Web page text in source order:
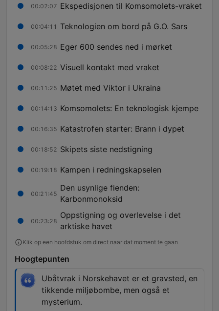
00:02:07 Ekspedisjonen til Komsomolets-vraket
00:04:11 Teknologien om bord på G.O. Sars
00:05:28 Eger 600 sendes ned i mørket
00:08:22 Visuell kontakt med vraket
00:11:25 Møtet med Viktor i Ukraina
00:14:13 Komsomolets: En teknologisk kjempe
00:16:35 Katastrofen starter: Brann i dypet
00:18:52 Skipets siste nedstigning
00:19:18 Kampen i redningskapselen
00:21:45
Den usynlige fienden:
Karbonmonoksid
00:23:28
Oppstigning og overlevelse i det
arktiske havet
Klik op een hoofdstuk om direct naar dat moment te gaan
Hoogtepunten
Ubåtvrak i Norskehavet er et gravsted, en
tikkende miljøbombe, men også et
mysterium.